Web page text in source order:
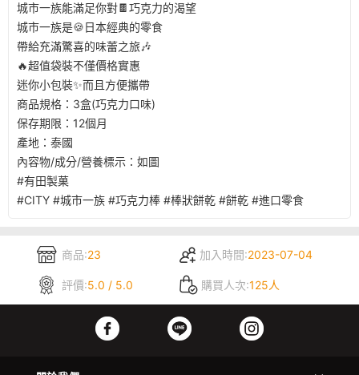
城市一族能滿足你對🍫巧克力的渴望
城市一族是🍪日本經典的零食
帶給充滿驚喜的味蕾之旅🎶
🔥超值袋裝不僅價格實惠
迷你小包裝✨而且方便攜帶
商品規格：3盒(巧克力口味)
保存期限：12個月
產地：泰國
內容物/成分/營養標示：如圖
#有田製菓
#CITY #城市一族 #巧克力棒 #棒狀餅乾 #餅乾 #進口零食
商品:23 加入時間:2023-07-04
評價:5.0 / 5.0 購買人次:125人